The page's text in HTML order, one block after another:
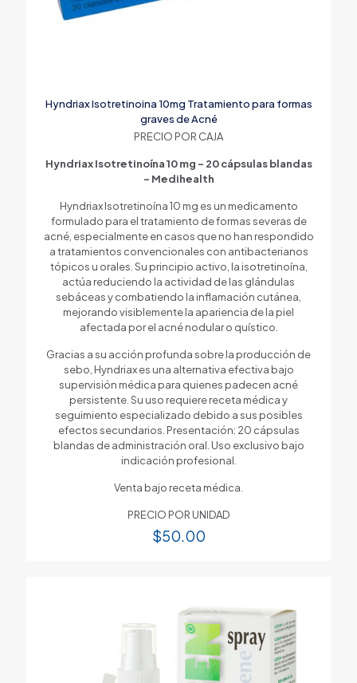
Hyndriax Isotretinoina 10mg Tratamiento para formas
graves de Acné
PRECIO POR CAJA
Hyndriax Isotretinoína 10 mg – 20 cápsulas blandas
– Medihealth
Hyndriax Isotretinoína 10 mg es un medicamento
formulado para el tratamiento de formas severas de
acné, especialmente en casos que no han respondido
a tratamientos convencionales con antibacterianos
tópicos u orales. Su principio activo, la isotretinoína,
actúa reduciendo la actividad de las glándulas
sebáceas y combatiendo la inflamación cutánea,
mejorando visiblemente la apariencia de la piel
afectada por el acné nodular o quístico.
Gracias a su acción profunda sobre la producción de
sebo, Hyndriax es una alternativa efectiva bajo
supervisión médica para quienes padecen acné
persistente. Su uso requiere receta médica y
seguimiento especializado debido a sus posibles
efectos secundarios. Presentación: 20 cápsulas
blandas de administración oral. Uso exclusivo bajo
indicación profesional.
Venta bajo receta médica.
PRECIO POR UNIDAD
$50.00